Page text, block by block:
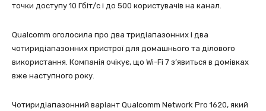
точки доступу 10 Гбіт/с і до 500 користувачів на канал.
Qualcomm оголосила про два тридіапазонних і два
чотиридіапазонних пристрої для домашнього та ділового
використання. Компанія очікує, що Wi-Fi 7 з’явиться в домівках
вже наступного року.
Чотиридіапазонний варіант Qualcomm Network Pro 1620, який